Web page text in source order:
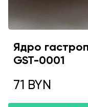
Ядро
GST-0001
71 BYN